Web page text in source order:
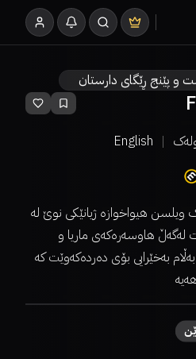
English
ویلسن هیواخوازە ژیانێکی نوێ لە
هاوسەرەکەی ماریا و
بەخێرایی بۆی دەردەکەوێت کە